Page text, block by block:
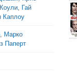
, Гай
Каплоу
, Марко
Паперт